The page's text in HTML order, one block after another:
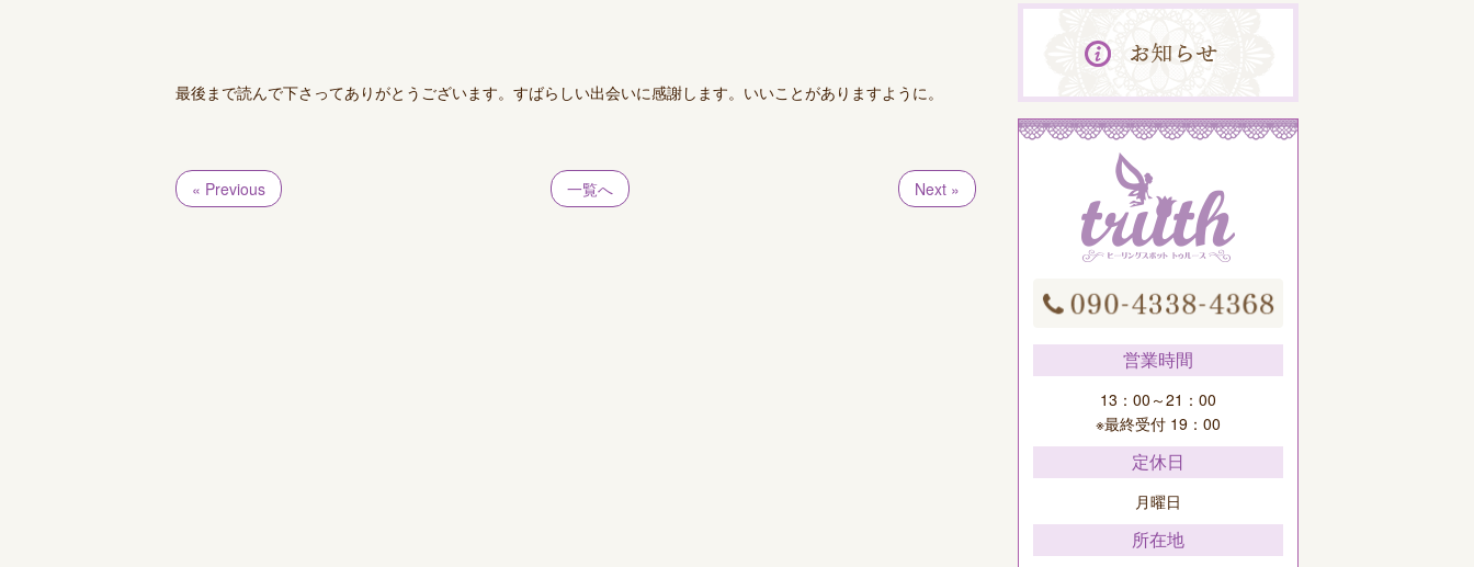
最後まで読んで下さってありがとうございます。すばらしい出会いに感謝します。いいことがありますように。
« Previous 一覧へ Next »
営業時間
13：00～21：00
※最終受付 19：00
定休日
月曜日
所在地